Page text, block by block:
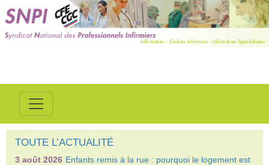
TOUTE L’ACTUALITÉ
3 août 2026 Enfants remis à la rue : pourquoi le logement est